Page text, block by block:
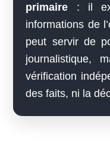
primaire : il
informations de
peut servir de
journalistique,
vérification
des faits, ni la